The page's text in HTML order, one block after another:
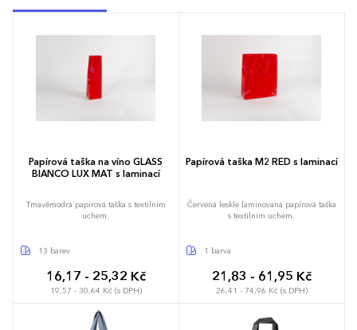
Papírová taška na víno GLASS
BIANCO LUX MAT s laminací
Tmavěmodrá papírová taška s textilním
uchem.
13 barev
16,17 - 25,32 Kč
19,57 - 30,64 Kč (s DPH)
Papírová taška M2 RED s laminací
Červená leskle laminovaná papírová taška
s textilním uchem.
1 barva
21,83 - 61,95 Kč
26,41 - 74,96 Kč (s DPH)